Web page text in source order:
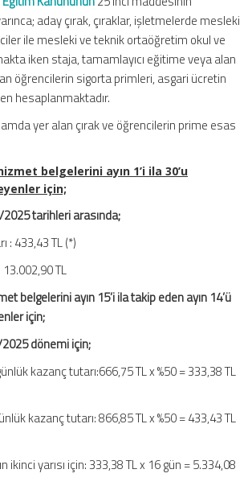
aday çırak, çıraklar, işletmelerde mesleki
ile mesleki ve teknik ortaöğretim okul ve
iken staja, tamamlayıcı eğitime veya alan
öğrencilerin sigorta primleri, asgari ücretin
hesaplanmaktadır.
yer alan çırak ve öğrencilerin prime esas
belgelerini ayın 1’i ila 30’u
için;
tarihleri arasında;
: 433,43 TL (*)
13.002,90 TL
belgelerini ayın 15’i ila takip eden ayın 14’ü
için;
dönemi için;
kazanç tutarı:666,75 TL x %50 = 333,38 TL
kazanç tutarı: 866,85 TL x %50 = 433,43 TL
ikinci yarısı için: 333,38 TL x 16 gün = 5.334,08